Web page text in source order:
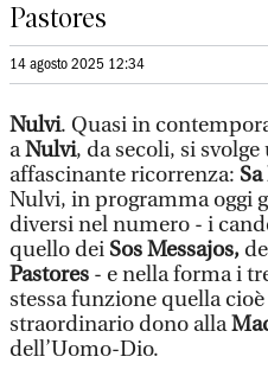
Pastores
14 agosto 2025 12:34
Nulvi. Quasi in
aNulvi, da secoli, si
affascinante ricorrenza:
Nulvi, in programma oggi
diversi nel numero - i
quello dei Sos Messajos, de
Pastores - e nella forma i
stessa funzione quella
straordinario dono alla
dell’Uomo-Dio.